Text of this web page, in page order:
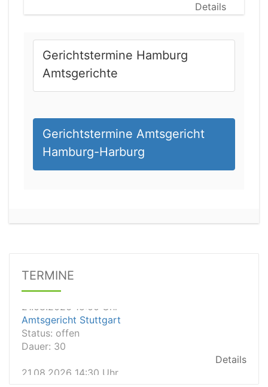
Details
Gerichtstermine Hamburg
Amtsgerichte
Gerichtstermine Amtsgericht
Hamburg-Harburg
TERMINE
Status:offen
Amtsgericht Stuttgart
Status:offen
21.08.2026 14:30 Uhr
Amtsgericht Ulm
Dauer: 30